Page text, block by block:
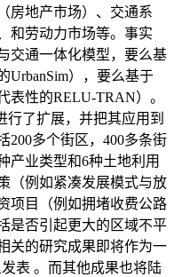
房地产市场）、交通系
和劳动力市场等。事实
交通一体化模型，要么基
UrbanSim），要么基于
表性的RELU-TRAN）。
了扩展，并把其应用到
200多个街区，400多条街
产业类型和6种土地利用
（例如紧凑发展模式与放
项目（例如拥堵收费公路
是否引起更大的区域不平
关的研究成果即将作为一
表 。而其他成果也将陆